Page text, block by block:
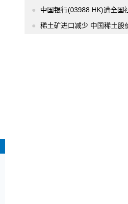
中国银行(03988.HK)遭全国社会保障基金
稀土矿进口减少 中国稀土股